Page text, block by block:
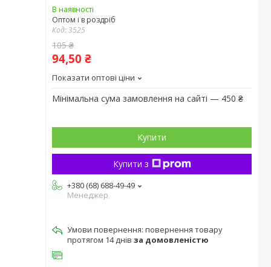
В наявності
Оптом і в роздріб
Код:3525
105 ₴
94,50 ₴
Показати оптові ціни
Мінімальна сума замовлення на сайті — 450 ₴
Купити
Купити з
+380 (68) 688-49-49
Менеджер
повернення товару
протягом 14 днів за домовленістю